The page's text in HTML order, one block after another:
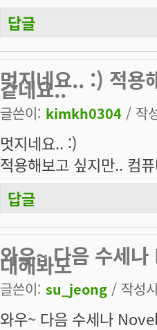
답글
멋지네요.. :) 적용
같네요..
글쓴이: kimkh0304 / 작
멋지네요.. :)
적용해보고 싶지만.. 컴
답글
와우~ 다음 수세
대해봐도
글쓴이: su_jeong / 작성
와우~ 다음 수세나